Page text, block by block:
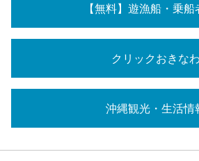
【無料】遊漁船・乗
クリックおきなわ
沖縄観光・生活情